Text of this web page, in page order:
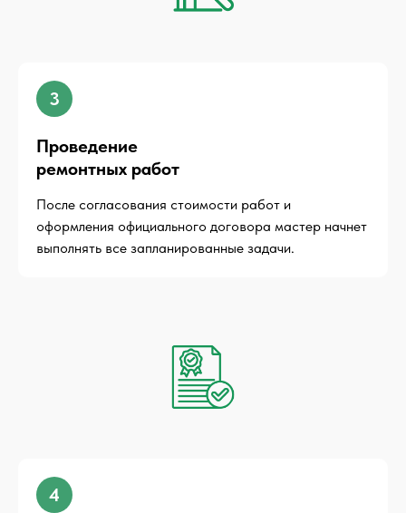
3
Проведение
ремонтных работ
После согласования стоимости работ и
оформления официального договора мастер начнет
выполнять все запланированные задачи.
4